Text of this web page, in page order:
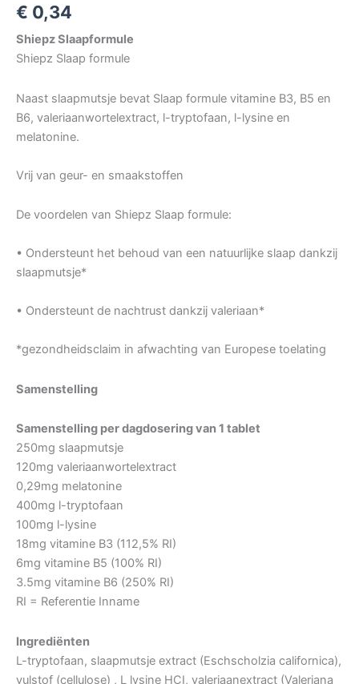
€ 0,34
Shiepz Slaapformule
Shiepz Slaap formule
Naast slaapmutsje bevat Slaap formule vitamine B3, B5 en
B6, valeriaanwortelextract, l-tryptofaan, l-lysine en
melatonine.
Vrij van geur- en smaakstoffen
De voordelen van Shiepz Slaap formule:
• Ondersteunt het behoud van een natuurlijke slaap dankzij
slaapmutsje*
• Ondersteunt de nachtrust dankzij valeriaan*
*gezondheidsclaim in afwachting van Europese toelating
Samenstelling
Samenstelling per dagdosering van 1 tablet
250mg slaapmutsje
120mg valeriaanwortelextract
0,29mg melatonine
400mg l-tryptofaan
100mg l-lysine
18mg vitamine B3 (112,5% RI)
6mg vitamine B5 (100% RI)
3.5mg vitamine B6 (250% RI)
RI = Referentie Inname
Ingrediënten
L-tryptofaan, slaapmutsje extract (Eschscholzia californica),
vulstof (cellulose) , L lysine HCI, valeriaanextract (Valeriana